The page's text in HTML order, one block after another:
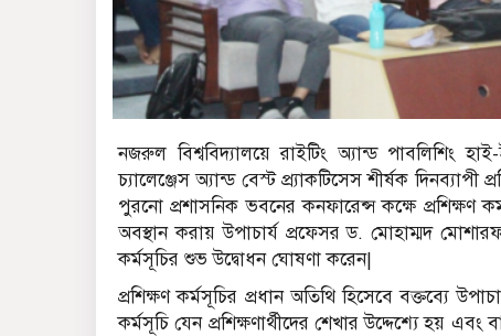
নজরুল বিশ্ববিদ্যালয়ে রাইটিং অ্যান্ড পাবলিশিং হাই-
চ্যালেঞ্জেস অ্যান্ড বেস্ট প্র্যাকটিসেস শীর্ষক
পুরনো প্রশাসনিক ভবনের কনফারেন্স কক্ষে প্রশিক্ষণ
অবস্থান করায় উপাচার্য প্রফেসর ড. মোহাম্মদ
কর্মসূচির শুভ উদ্বোধন ঘোষণা করেন|
প্রশিক্ষণ কর্মসূচির প্রধান অতিথি হিসেবে বক্তব্যে
কর্মসূচি যেন প্রশিক্ষণার্থীদের শেখার উদ্দেশ্যে হয়